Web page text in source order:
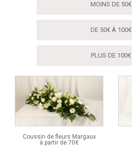
MOINS DE 50€
DE 50€ À 100€
PLUS DE 100€
Coussin de fleurs Margaux
à partir de 70€